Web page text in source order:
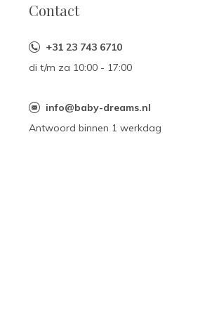
Contact
+31 23 743 6710
di t/m za 10:00 - 17:00
info@baby-dreams.nl
Antwoord binnen 1 werkdag